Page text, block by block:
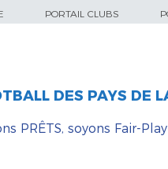
PORTAIL CLUBS
DES PAYS DE
PRÊTS, soyons Fair-